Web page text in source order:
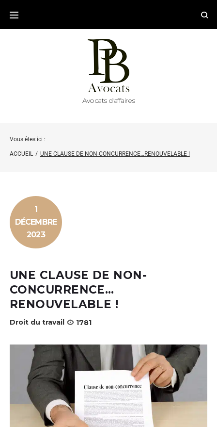
Avocats d'affaires
Vous êtes ici :
ACCUEIL / UNE CLAUSE DE NON-CONCURRENCE…RENOUVELABLE !
1
DÉCEMBRE
2023
UNE CLAUSE DE NON-
CONCURRENCE…
RENOUVELABLE !
Droit du travail 1781